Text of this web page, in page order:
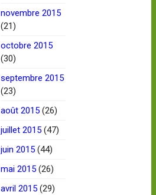
novembre 2015
(21)
octobre 2015
(30)
septembre 2015
(23)
août 2015 (26)
juillet 2015 (47)
juin 2015 (44)
mai 2015 (26)
avril 2015 (29)